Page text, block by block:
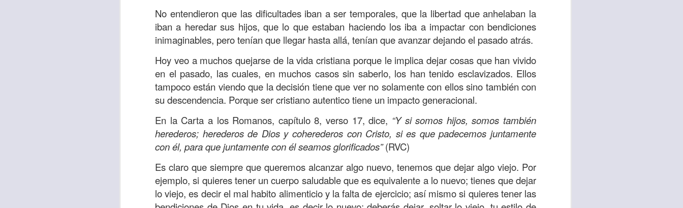
No entendieron que las dificultades iban a ser temporales, que la libertad que anhelaban la
iban a heredar sus hijos, que lo que estaban haciendo los iba a impactar con bendiciones
inimaginables, pero tenían que llegar hasta allá, tenían que avanzar dejando el pasado atrás.
Hoy veo a muchos quejarse de la vida cristiana porque le implica dejar cosas que han vivido
en el pasado, las cuales, en muchos casos sin saberlo, los han tenido esclavizados. Ellos
tampoco están viendo que la decisión tiene que ver no solamente con ellos sino también con
su descendencia. Porque ser cristiano autentico tiene un impacto generacional.
En la Carta a los Romanos, capítulo 8, verso 17, dice, “Y si somos hijos, somos también
herederos; herederos de Dios y coherederos con Cristo, si es que padecemos juntamente
con él, para que juntamente con él seamos glorificados”(RVC)
Es claro que siempre que queremos alcanzar algo nuevo, tenemos que dejar algo viejo. Por
ejemplo, si quieres tener un cuerpo saludable que es equivalente a lo nuevo; tienes que dejar
lo viejo, es decir el mal habito alimenticio y la falta de ejercicio; así mismo si quieres tener las
Dios nos pide que amemos sin fingimiento, con sinceridad, pero eso también significa que
debemos dejar una huella marcada, una especie de impronta de amor en los corazones de
las personas que amamos.
Amar es mucho más que decir“te amo” oque regalarflores o chocolates;es una decisión de
permanecer, de estar presente y de respetar a los seres amados.
Cuando amamos de verdad, expresamos la esencia de Dios; se alegra el corazón de los
seres amados, pero también se nos aumentan los deseos de vivir, se revive el propósito de
vida, porque en el amor todo lo podemos hacer, desde perdonar hasta vivir unidos en familia
para siempre.
Es tiempo de revisar el estado de tu corazón hacia quienes consideras importantes en tu
vida. En otras palabras, es tiempo de tener hogares a la manera de Dios y de amar como
Dios nos ama.
Oremos: “Señor, sé que por amor nos has redimido, nos has restaurado y nos das propósito;